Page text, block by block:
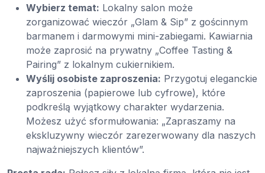
Wybierz temat: Lokalny salon może
zorganizować wieczór „Glam & Sip” z gościnnym
barmanem i darmowymi mini-zabiegami. Kawiarnia
może zaprosić na prywatny „Coffee Tasting &
Pairing” z lokalnym cukiernikiem.
Wyślij osobiste zaproszenia: Przygotuj eleganckie
zaproszenia (papierowe lub cyfrowe), które
podkreślą wyjątkowy charakter wydarzenia.
Możesz użyć sformułowania: „Zapraszamy na
ekskluzywny wieczór zarezerwowany dla naszych
najważniejszych klientów”.